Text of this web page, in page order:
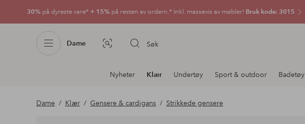
30% på dyreste vare* + 15% på resten av ordern.* Inkl. massevis av møbler! Bruk kode: 3015
Dame Bildesøk Søk
Avdelingsnavigering
Nyheter Klær Undertøy Sport & outdoor Badetøy
Dame Klær Gensere & cardigans Strikkede gensere